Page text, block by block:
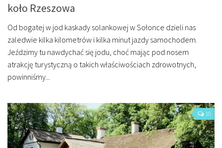
koło Rzeszowa
Od bogatej w jod kaskady solankowej w Sołonce dzieli nas
zaledwie kilka kilometrów i kilka minut jazdy samochodem.
Jeździmy tu nawdychać się jodu, choć mając pod nosem
atrakcję turystyczną o takich właściwościach zdrowotnych,
powinniśmy...
10